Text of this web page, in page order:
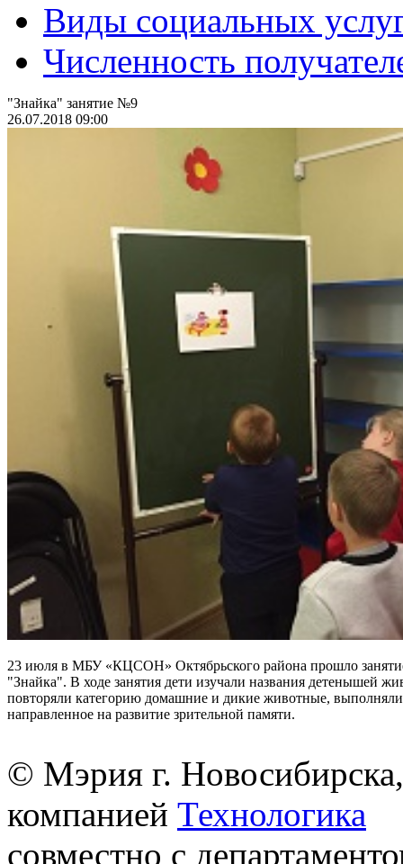
Виды социальных
Численность
"Знайка" занятие №9
26.07.2018 09:00
23 июля в МБУ «КЦСОН» Октябрьского района прошло
"Знайка". В ходе занятия дети изучали названия детенышей
повторяли категорию домашние и дикие животные,
направленное на развитие зрительной памяти.
© Мэрия г.
компанией Технологика
совместно с